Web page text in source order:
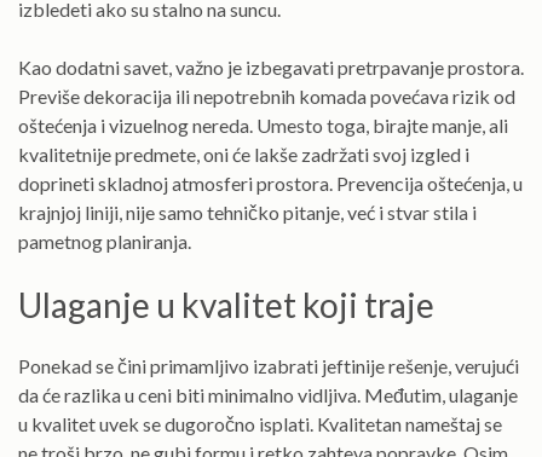
izbledeti ako su stalno na suncu.
Kao dodatni savet, važno je izbegavati pretrpavanje prostora.
Previše dekoracija ili nepotrebnih komada povećava rizik od
oštećenja i vizuelnog nereda. Umesto toga, birajte manje, ali
kvalitetnije predmete, oni će lakše zadržati svoj izgled i
doprineti skladnoj atmosferi prostora. Prevencija oštećenja, u
krajnjoj liniji, nije samo tehničko pitanje, već i stvar stila i
pametnog planiranja.
Ulaganje u kvalitet koji traje
Ponekad se čini primamljivo izabrati jeftinije rešenje, verujući
da će razlika u ceni biti minimalno vidljiva. Međutim, ulaganje
u kvalitet uvek se dugoročno isplati. Kvalitetan nameštaj se